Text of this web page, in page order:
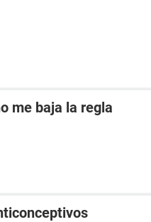
me baja la regla